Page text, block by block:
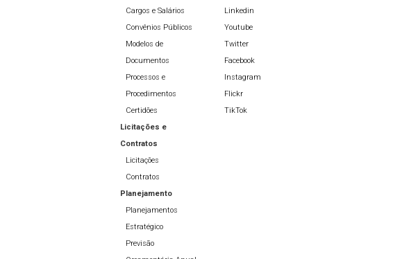
Cargos e Salários
Convênios Públicos
Modelos de
Documentos
Processos e
Procedimentos
Certidões
Licitações e
Contratos
Licitações
Contratos
Planejamento
Planejamentos
Estratégico
Previsão
Linkedin
Youtube
Twitter
Facebook
Instagram
Flickr
TikTok